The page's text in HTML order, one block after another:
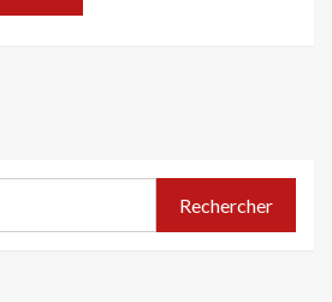
Rechercher